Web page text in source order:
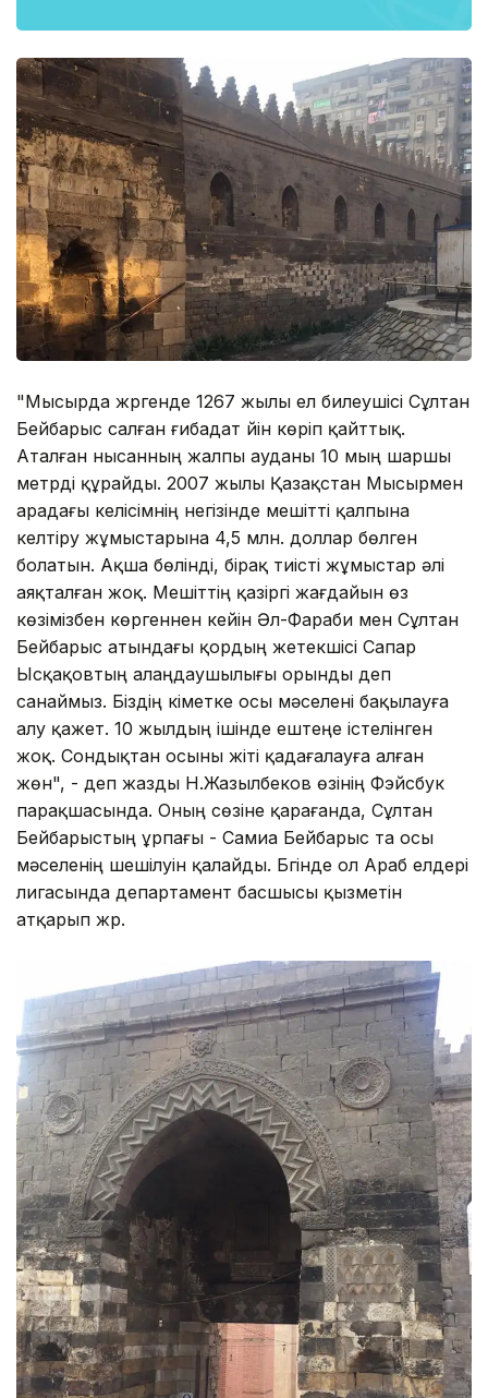
"Мысырда жүргенде 1267 жылы ел билеушісі Сұлтан
Бейбарыс салған ғибадат үйін көріп қайттық.
Аталған нысанның жалпы ауданы 10 мың шаршы
метрді құрайды. 2007 жылы Қазақстан Мысырмен
арадағы келісімнің негізінде мешітті қалпына
келтіру жұмыстарына 4,5 млн. доллар бөлген
болатын. Ақша бөлінді, бірақ тиісті жұмыстар әлі
аяқталған жоқ. Мешіттің қазіргі жағдайын өз
көзімізбен көргеннен кейін Әл-Фараби мен Сұлтан
Бейбарыс атындағы қордың жетекшісі Сапар
Ысқақовтың алаңдаушылығы орынды деп
санаймыз. Біздің үкіметке осы мәселені бақылауға
алу қажет. 10 жылдың ішінде ештеңе істелінген
жоқ. Сондықтан осыны жіті қадағалауға алған
жөн", - деп жазды Н.Жазылбеков өзінің Фэйсбук
парақшасында. Оның сөзіне қарағанда, Сұлтан
Бейбарыстың ұрпағы - Самиа Бейбарыс та осы
мәселенің шешілуін қалайды. Бүгінде ол Араб елдері
лигасында департамент басшысы қызметін
атқарып жүр.